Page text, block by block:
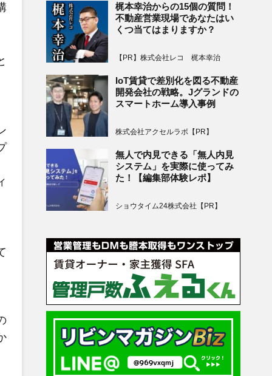
梶本幸治からの15個の質問！
不動産営業現場であなたはい
くつ当てはまりますか？
【PR】株式会社レコ 梶本幸治
IoT賃貸で差別化を図る不動産
開発会社の戦略。Jグランドの
スマートホーム導入事例
株式会社アクセルラボ【PR】
無人で内見できる「無人内見
システム」を実際に使ってみ
た！【編集部体験レポ】
ショウタイム24株式会社【PR】